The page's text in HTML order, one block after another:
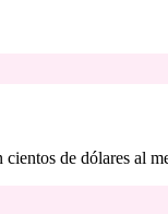
de dólares al